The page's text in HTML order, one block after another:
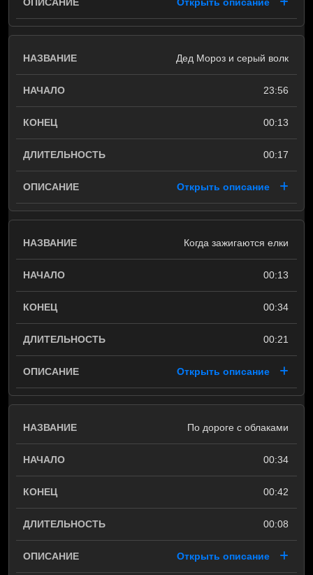
Дед Мороз и серый волк
23:56
00:13
00:17
Открыть описание
Когда зажигаются елки
00:13
00:34
00:21
Открыть описание
По дороге с облаками
00:34
00:42
00:08
Открыть описание